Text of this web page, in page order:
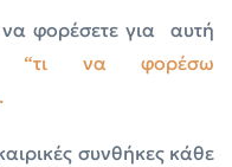
να φορέσετε για αυτή
“τι να φορέσω
συνθήκες κάθε